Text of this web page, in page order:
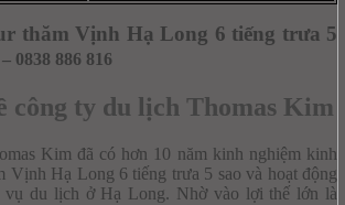
thăm Vịnh Hạ Long 6 tiếng trưa 5
0838 886 816
công ty du lịch Thomas Kim
Kim đã có hơn 10 năm kinh nghiệm kinh
Vịnh Hạ Long 6 tiếng trưa 5 sao và hoạt động
vụ du lịch ở Hạ Long. Nhờ vào lợi thế lớn là